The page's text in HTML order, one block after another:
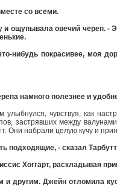
со всеми.
ощупывала овечий череп. -
нибудь покрасивее, моя
намного полезнее и
улыбнулся, чувствуя, как
застрявших между
Они набрали целую кучу и
подходящие, - сказал
Хоггарт, раскладывая
и другим. Джейн отломила